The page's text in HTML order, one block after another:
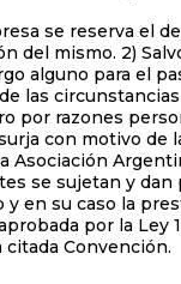
se reserva
del mismo. 2)
alguno para el
las
razones
surja con motivo
se sujetan y
en su caso la
por la
Convención.